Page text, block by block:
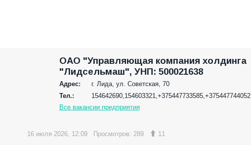
ОАО "Управляющая компания холдинга
"Лидсельмаш", УНП: 500021638
Адрес:
г. Лида, ул. Советская, 70
Тел.:
154642690 154603321 +375447733585 +375447744052
Все вакансии предприятия
16 июля 2026, 12:09 Просмотров: 289 11